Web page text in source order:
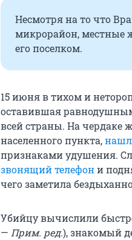
Несмотря на то что
микрорайон, местные
его поселком.
15 июня в тихом и
оставившая
всей страны. На чердаке
населенного пункта,
признаками удушения.
звонящий телефони
чего заметила
Убийцу вычислили
— Прим. ред.), знакомый